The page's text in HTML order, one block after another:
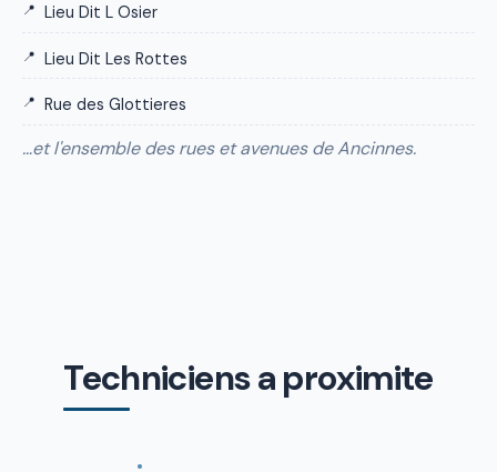
Lieu Dit L Osier
Lieu Dit Les Rottes
Rue des Glottieres
…et l'ensemble des rues et avenues de Ancinnes.
Techniciens a proximite